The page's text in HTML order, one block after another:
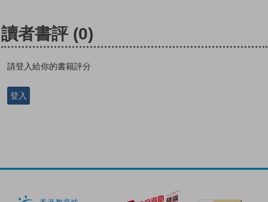
讀者書評 (0)
請登入給你的書籍評分
登入